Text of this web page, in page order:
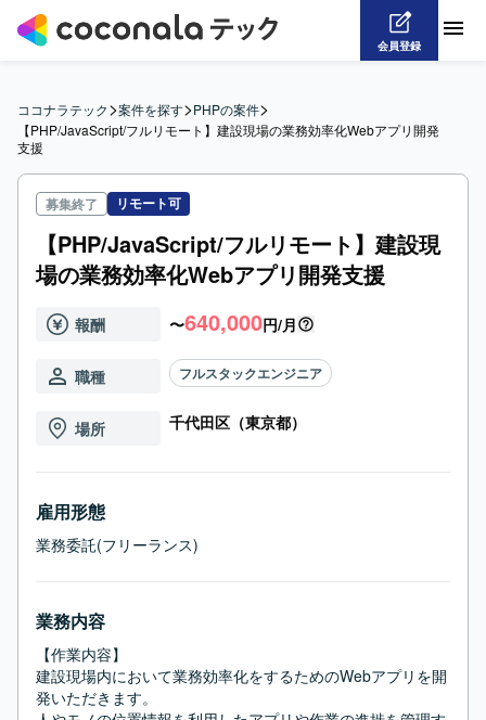
会員登録
ココナラテック>案件を探す>PHPの案件>
【PHP/JavaScript/フルリモート】建設現場の業務効率化Webアプリ開発
支援
募集終了 リモート可
【PHP/JavaScript/フルリモート】建設現
場の業務効率化Webアプリ開発支援
報酬 〜640,000円/月
職種 フルスタックエンジニア
場所 千代田区（東京都）
雇用形態
業務委託(フリーランス)
業務内容
【作業内容】
建設現場内において業務効率化をするためのWebアプリを開
発いただきます。